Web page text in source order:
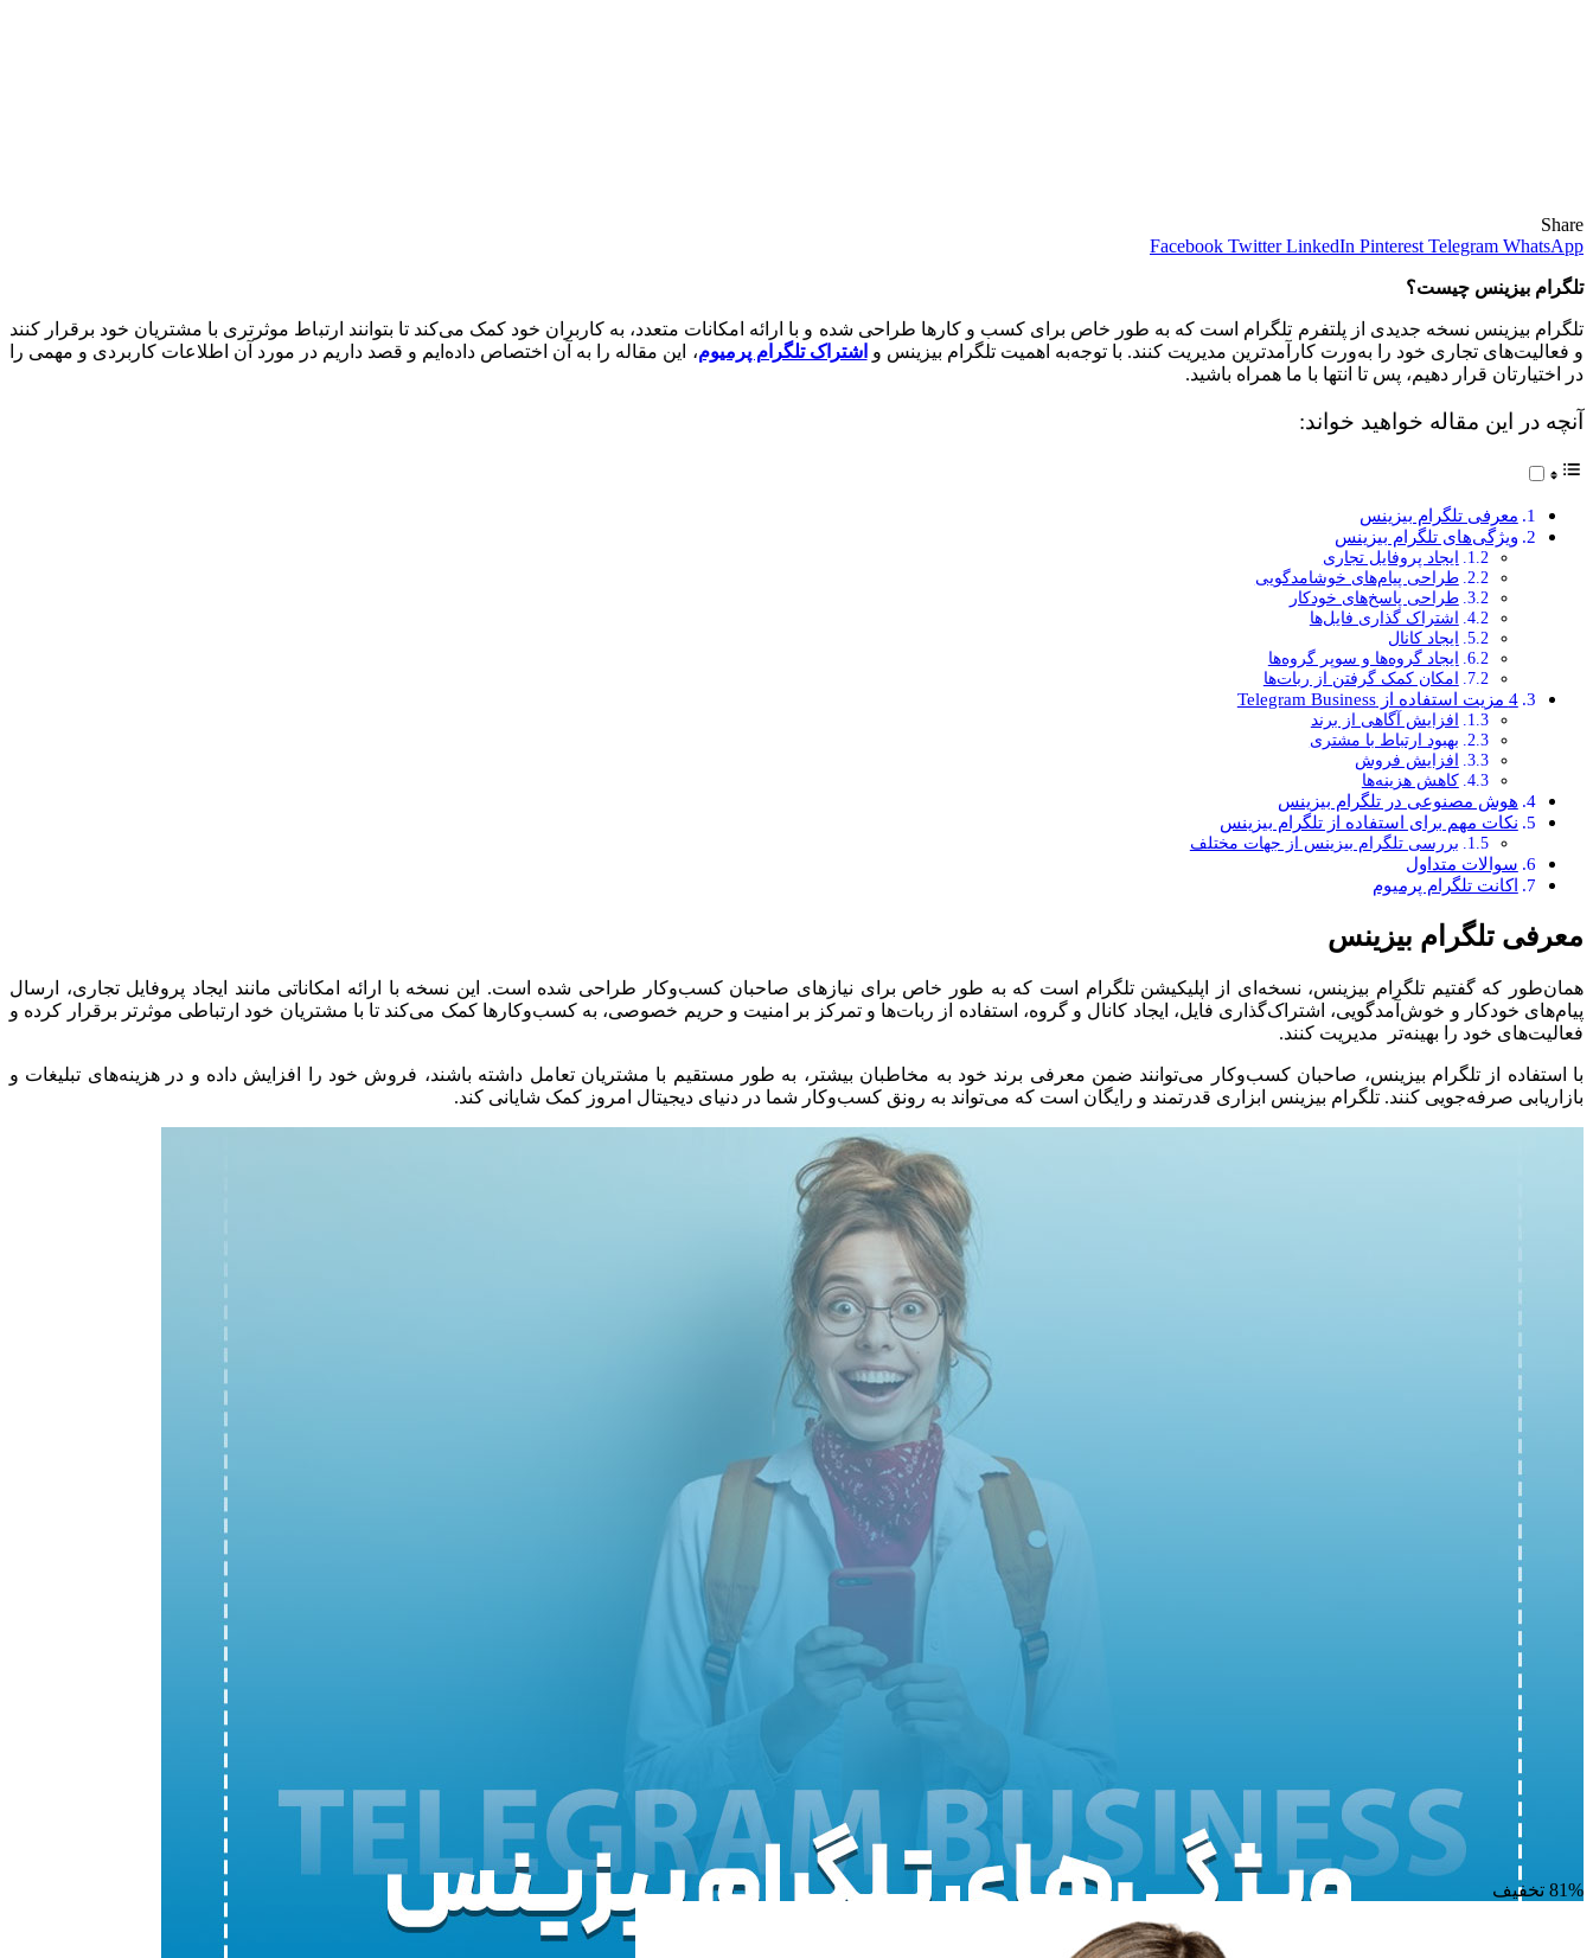
Share
Facebook Twitter LinkedIn Pinterest Telegram WhatsApp
تلگرام بیزینس چیست؟
تلگرام بیزینس نسخه جدیدی از پلتفرم تلگرام است که به طور خاص برای کسب و کارها طراحی شده و با ارائه امکانات متعدد، به کاربران خود کمک می‌کند تا بتوانند ارتباط موثرتری با مشتریان خود برقرار کنند
و فعالیت‌های تجاری خود را به‌ورت کارآمدترین مدیریت کنند. با توجه‌به اهمیت تلگرام بیزینس و اشتراک تلگرام پرمیوم، این مقاله را به آن اختصاص داده‌ایم و قصد داریم در مورد آن اطلاعات کاربردی و مهمی را
در اختیارتان قرار دهیم، پس تا انتها با ما همراه باشید.
آنچه در این مقاله خواهید خواند:
معرفی تلگرام بیزینس
ویژگی‌های تلگرام بیزینس
ایجاد پروفایل تجاری
طراحی پیام‌های خوشامدگویی
طراحی پاسخ‌های خودکار
اشتراک گذاری فایل‌ها
ایجاد کانال
ایجاد گروه‌ها و سوپر گروه‌ها
امکان کمک گرفتن از ربات‌ها
4 مزیت استفاده از Telegram Business
افزایش آگاهی از برند
بهبود ارتباط با مشتری
افزایش فروش
کاهش هزینه‌ها
هوش مصنوعی در تلگرام بیزینس
نکات مهم برای استفاده از تلگرام بیزینس
بررسی تلگرام بیزینس از جهات مختلف
سوالات متداول
اکانت تلگرام پرمیوم
معرفی تلگرام بیزینس
همان‌طور که گفتیم تلگرام بیزینس، نسخه‌ای از اپلیکیشن تلگرام است که به طور خاص برای نیازهای صاحبان کسب‌وکار طراحی شده است. این نسخه با ارائه امکاناتی مانند ایجاد پروفایل تجاری، ارسال
پیام‌های خودکار و خوش‌آمدگویی، اشتراک‌گذاری فایل، ایجاد کانال و گروه، استفاده از ربات‌ها و تمرکز بر امنیت و حریم خصوصی، به کسب‌وکارها کمک می‌کند تا با مشتریان خود ارتباطی موثرتر برقرار کرده و
فعالیت‌های خود را بهینه‌تر مدیریت کنند.
با استفاده از تلگرام بیزینس، صاحبان کسب‌وکار می‌توانند ضمن معرفی برند خود به مخاطبان بیشتر، به طور مستقیم با مشتریان تعامل داشته باشند، فروش خود را افزایش داده و در هزینه‌های تبلیغات و
بازاریابی صرفه‌جویی کنند. تلگرام بیزینس ابزاری قدرتمند و رایگان است که می‌تواند به رونق کسب‌وکار شما در دنیای دیجیتال امروز کمک شایانی کند.
81% تخفیف